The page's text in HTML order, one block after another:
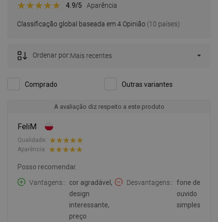
Classificação global baseada em 4 Opinião (10 países)
4.9/5 Aparência
Comprado Outras variantes
Ordenar por:Mais recentes
A avaliação diz respeito a este produto
FeliM
Qualidade:
Aparência:
Posso recomendar.
Vantagens:
cor agradável,
design
interessante,
preço
Desvantagens:
fone de
ouvido
simples